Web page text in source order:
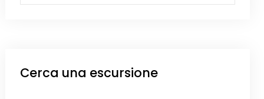
Cerca una escursione